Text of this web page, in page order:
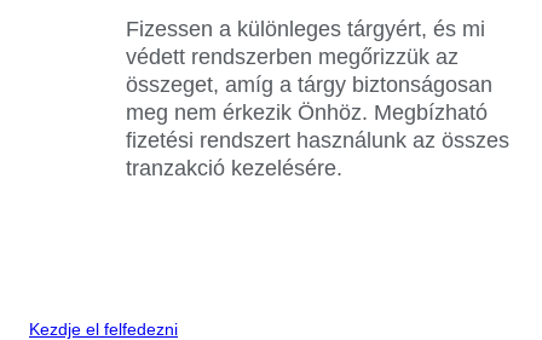
Fizessen a különleges tárgyért, és mi
védett rendszerben megőrizzük az
összeget, amíg a tárgy biztonságosan
meg nem érkezik Önhöz. Megbízható
fizetési rendszert használunk az összes
tranzakció kezelésére.
Kezdje el felfedezni